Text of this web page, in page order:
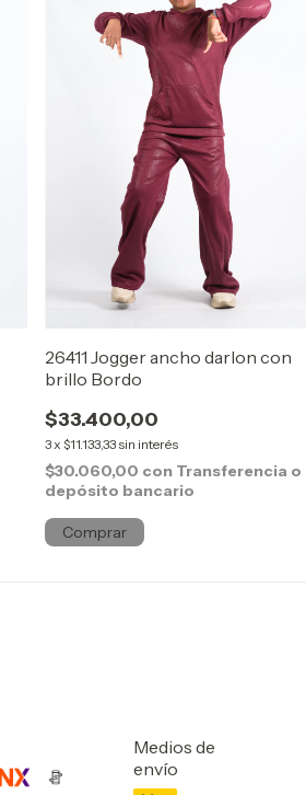
26411 Jogger ancho darlon con
brillo Bordo
$33.400,00
3x $11.133,33 sin interés
$30.060,00 con Transferencia o
depósito bancario
Comprar
Medios de
envío